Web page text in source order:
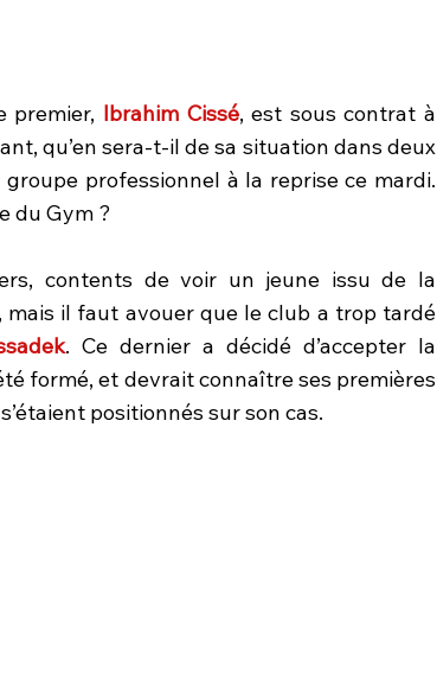
premier, Ibrahim Cissé, est sous contrat à
qu’en sera-t-il de sa situation dans deux
professionnel à la reprise ce mardi.
du Gym ?
contents de voir un jeune issu de la
il faut avouer que le club a trop tardé
. Ce dernier a décidé d’accepter la
formé, et devrait connaître ses premières
positionnés sur son cas.